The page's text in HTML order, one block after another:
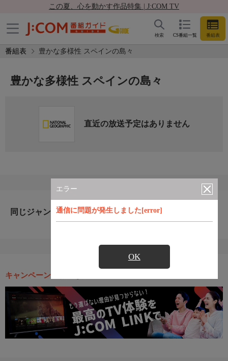
この夏、心を動かす作品特集 | J:COM TV
CS番組一覧 番組表
検索
番組表 豊かな多様性 スペインの島々
エラー
通信に問題が発生しました[error]
OK
豊かな多様性 スペインの島々
直近の放送予定はありません
同じジャンルのおすすめ番組
キャンペーン・お得な情報